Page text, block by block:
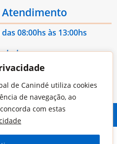
de Canindé utiliza cookies
de navegação, ao
com estas
08:00hs às 13:00hs
Direitos Reservados